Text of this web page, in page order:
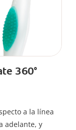
360°
a la línea
adelante, y